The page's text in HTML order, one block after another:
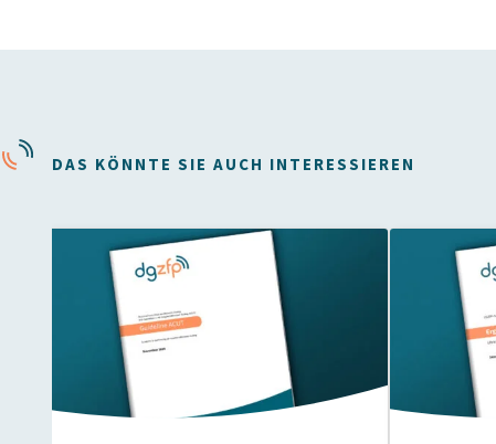
DAS KÖNNTE SIE AUCH INTERESSIEREN